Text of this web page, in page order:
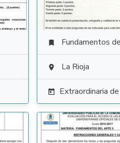
 Fundamentos
 La Rioja
 Extraordinaria